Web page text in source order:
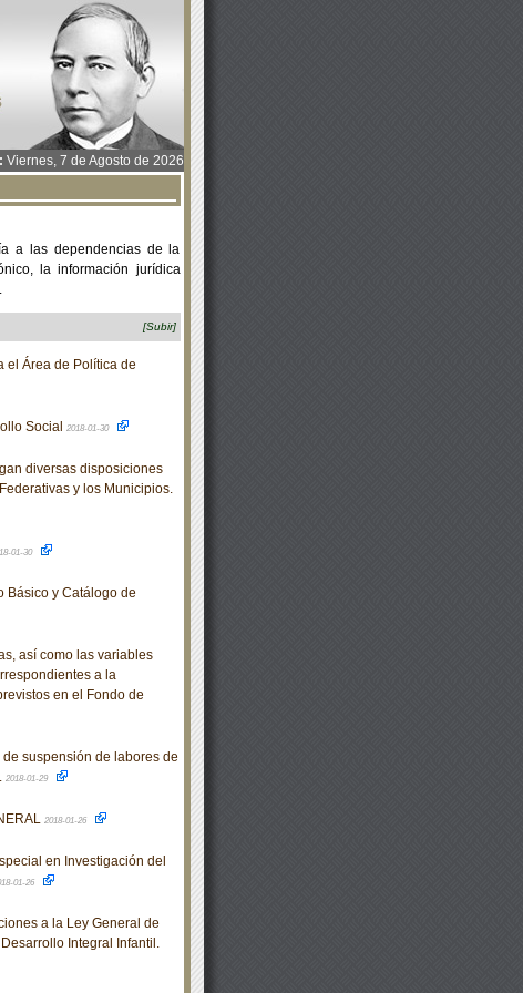
Viernes, 7 de Agosto de 2026
a las dependencias de la
la información jurídica
[Subir]
el Área de Política de
Social 2018-01-30
diversas disposiciones
y los Municipios.
01-30
Básico y Catálogo de
así como las variables
a la
en el Fondo de
suspensión de labores de
2018-01-29
2018-01-26
en Investigación del
01-26
a la Ley General de
Integral Infantil.